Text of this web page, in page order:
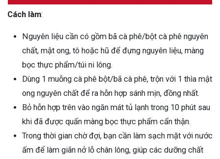
Cách làm:
Nguyên liệu cần có gồm bã cà phê/bột cà phê nguyên
chất, mật ong, tô hoặc hũ để đựng nguyên liệu, màng
bọc thực phẩm/túi ni lông.
Dùng 1 muỗng cà phê bột/bã cà phê, trộn với 1 thìa mật
ong nguyên chất để ra hỗn hợp sánh mịn, đồng nhất.
Bỏ hỗn hợp trên vào ngăn mát tủ lạnh trong 10 phút sau
khi đã được quấn màng bọc thực phẩm cẩn thận.
Trong thời gian chờ đợi, bạn cần làm sạch mặt với nước
ấm để làm giãn nở lỗ chân lông, giúp các dưỡng chất